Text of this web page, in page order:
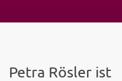
Petra Rösler ist